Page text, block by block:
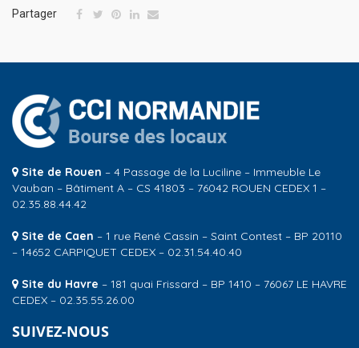
Partager
Site de Rouen – 4 Passage de la Luciline – Immeuble Le
Vauban – Bâtiment A – CS 41803 – 76042 ROUEN CEDEX 1 –
02.35.88.44.42
Site de Caen – 1 rue René Cassin – Saint Contest – BP 20110
– 14652 CARPIQUET CEDEX – 02.31.54.40.40
Site du Havre – 181 quai Frissard – BP 1410 – 76067 LE HAVRE
CEDEX – 02.35.55.26.00
SUIVEZ-NOUS